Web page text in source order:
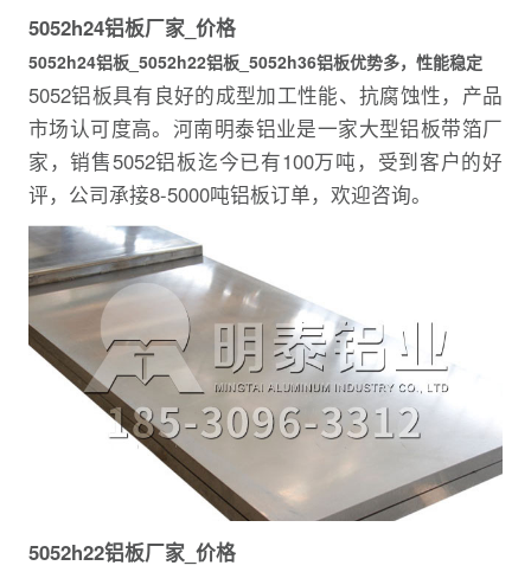
5052h24铝板厂家_价格
5052h24铝板_5052h22铝板_5052h36铝板优势多，性能稳定
5052铝板具有良好的成型加工性能、抗腐蚀性，产品
市场认可度高。河南明泰铝业是一家大型铝板带箔厂
家，销售5052铝板迄今已有100万吨，受到客户的好
评，公司承接8-5000吨铝板订单，欢迎咨询。
5052h22铝板厂家_价格